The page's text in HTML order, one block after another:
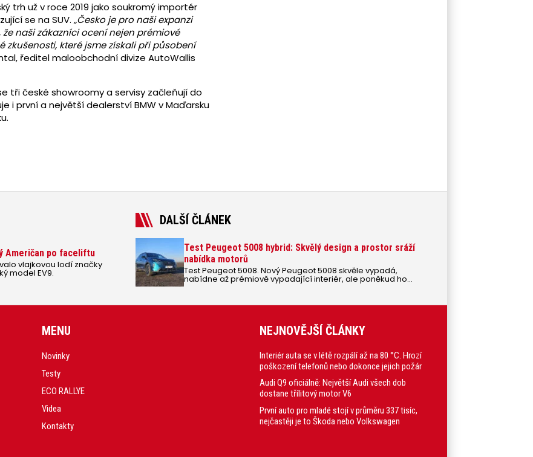
trh už v roce 2019 jako soukromý importér
se na SUV. „Česko je pro naši expanzi
naši zákazníci ocení nejen prémiové
zkušenosti, které jsme získali při působení
ředitel maloobchodní divize AutoWallis
tři české showroomy a servisy začleňují do
i první a největší dealerství BMW v Maďarsku
Američan po faceliftu
vlajkovou lodí značky
model EV9.
DALŠÍ ČLÁNEK
Test Peugeot 5008 hybrid: Skvělý design a prostor sráží
nabídka motorů
Test Peugeot 5008. Nový Peugeot 5008 skvěle vypadá,
nabídne až prémiově vypadající interiér, ale poněkud ho
brzdí ergonomie a hlavně nabídka motorů.
MENU
Novinky
Testy
ECO RALLYE
Videa
Kontakty
NEJNOVĚJŠÍ ČLÁNKY
Interiér auta se v létě rozpálí až na 80 °C. Hrozí
poškození telefonů nebo dokonce jejich požár
Audi Q9 oficiálně: Největší Audi všech dob
dostane třílitový motor V6
První auto pro mladé stojí v průměru 337 tisíc,
nejčastěji je to Škoda nebo Volkswagen